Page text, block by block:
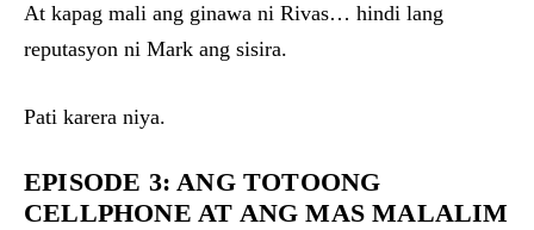
At kapag mali ang ginawa ni Rivas… hindi lang
reputasyon ni Mark ang sisira.
Pati karera niya.
EPISODE 3: ANG TOTOONG
CELLPHONE AT ANG MAS MALALIM